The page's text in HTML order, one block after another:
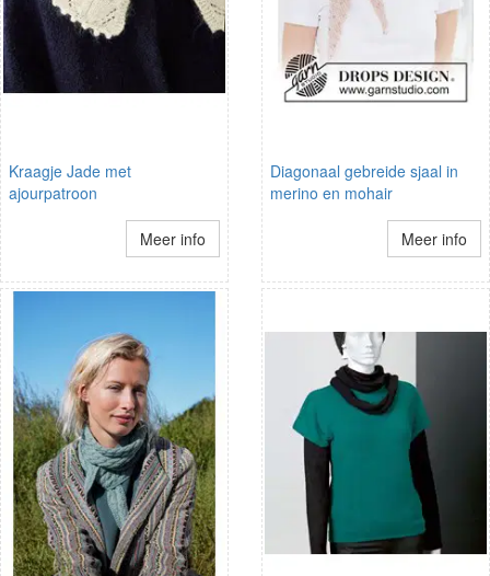
Kraagje Jade met
ajourpatroon
Meer info
Diagonaal gebreide sjaal in
merino en mohair
Meer info